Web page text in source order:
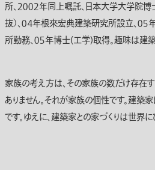
所、２００２年同上嘱託、日本大学大学院
抜）、０４年根來宏典建築研究所設立、
所勤務、０５年博士(工学)取得。趣味は建
家族の考え方は、その家族の数だけ存在
ありません。それが家族の個性です。建築
です。ゆえに、建築家との家づくりは世界に